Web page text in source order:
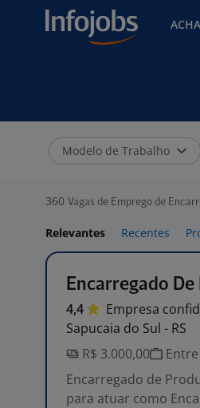
Modelo de Trabalho
360 Vagas de Emprego de
Relevantes Recentes
Encarregado
4,4 Empresa
Sapucaia do Sul - RS
R$ 3.000,00
Encarregado de
para atuar como